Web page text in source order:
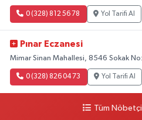
0 (328) 812 56 78 Yol Tarifi Al
Pınar Eczanesi
Mimar Sinan Mahallesi, 8546 Sokak
0 (328) 826 04 73 Yol Tarifi Al
Tüm